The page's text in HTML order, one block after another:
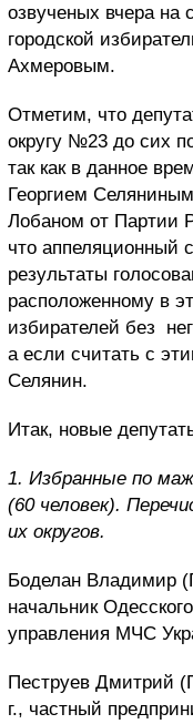
озвученых вчера на
городской
Ахмеровым.
Отметим, что
округу №23 до сих
так как в данное
Георгием
Лобаном от Партии
что аппеляционный
результаты
расположенному в
избирателей без
а если считать с
Селянин.
Итак, новые
1. Избранные по
(60 человек).
их округов.
Боделан Владимир
начальник
управления МЧС
Пеструев Дмитрий
г., частный